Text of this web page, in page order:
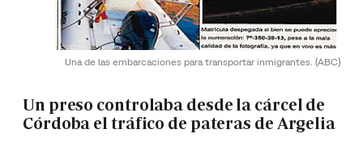
Una de las embarcaciones para transportar inmigrantes. (ABC)
Un preso controlaba desde la cárcel de
Córdoba el tráfico de pateras de Argelia